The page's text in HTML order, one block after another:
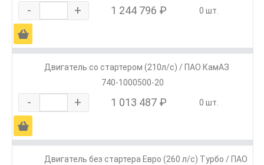
- + 1 244 796 ₽ 0 шт.
Ä
Двигатель со стартером (210л/с) / ПАО КамАЗ
740-1000500-20
- + 1 013 487 ₽ 0 шт.
Ä
Двигатель без стартера Евро (260 л/с) Турбо / ПАО